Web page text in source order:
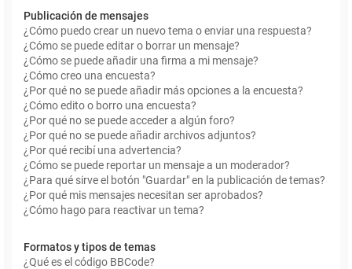
Publicación de mensajes
¿Cómo puedo crear un nuevo tema o enviar una respuesta?
¿Cómo se puede editar o borrar un mensaje?
¿Cómo se puede añadir una firma a mi mensaje?
¿Cómo creo una encuesta?
¿Por qué no se puede añadir más opciones a la encuesta?
¿Cómo edito o borro una encuesta?
¿Por qué no se puede acceder a algún foro?
¿Por qué no se puede añadir archivos adjuntos?
¿Por qué recibí una advertencia?
¿Cómo se puede reportar un mensaje a un moderador?
¿Para qué sirve el botón "Guardar" en la publicación de temas?
¿Por qué mis mensajes necesitan ser aprobados?
¿Cómo hago para reactivar un tema?
Formatos y tipos de temas
¿Qué es el código BBCode?